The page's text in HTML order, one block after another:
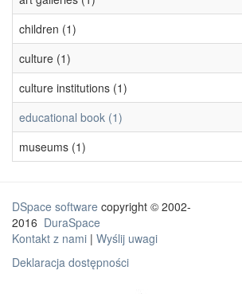
children (1)
culture (1)
culture institutions (1)
educational book (1)
museums (1)
DSpace software copyright © 2002-
2016 DuraSpace
Kontakt z nami | Wyślij uwagi
Deklaracja dostępności